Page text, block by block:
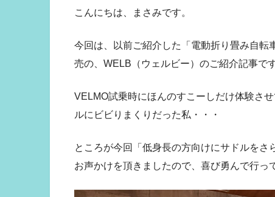
こんにちは、まさみです。
今回は、以前ご紹介した「電動折り畳み自転
売の、WELB（ウェルビー）のご紹介記事で
VELMO試乗時にほんのすこーしだけ体験さ
ルにビビりまくりだった私・・・
ところが今回「低身長の方向けにサドルをさ
お声かけを頂きましたので、喜び勇んで行っ